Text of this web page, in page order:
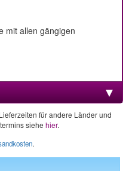
mit allen gängigen
für andere Länder und
siehe hier.
.